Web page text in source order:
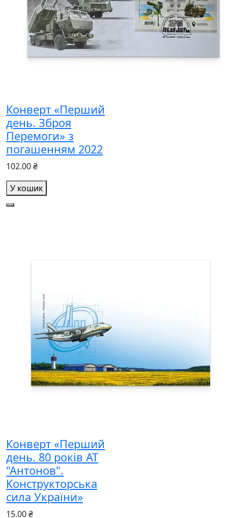
Конверт «Перший
день. Зброя
Перемоги» з
погашенням 2022
102.00 ₴
У кошик
Конверт «Перший
день. 80 років АТ
"Антонов".
Конструкторська
сила України»
15.00 ₴